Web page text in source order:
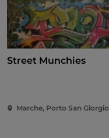
Street Munchies
Marche, Porto San Giorgio